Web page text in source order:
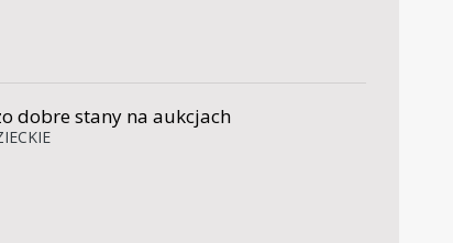
dobre stany na aukcjach